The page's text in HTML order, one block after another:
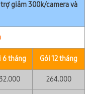
giảm 300k/camera và
6 tháng Gói 12 tháng
264.000